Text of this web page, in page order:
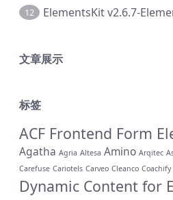
12 ElementsKit v2.6.7-
文章展示
标签
ACF Frontend Form
Agatha Agria Altesa Amino Arqitec
Carefuse Cariotels Carveo Cleanco Coachify
Dynamic Content for